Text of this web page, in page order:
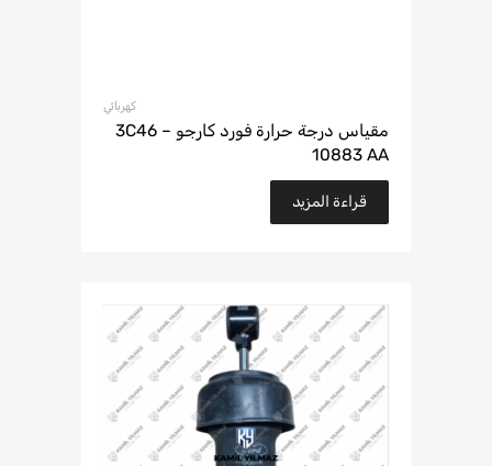
كهربائي
مقياس درجة حرارة فورد كارجو – 3C46
10883 AA
قراءة المزيد